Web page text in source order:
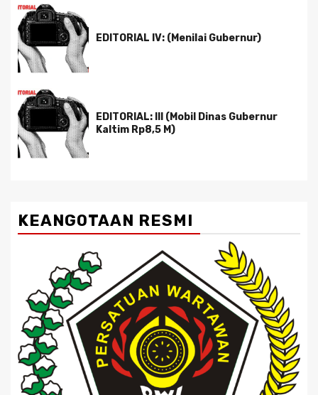
EDITORIAL IV: (Menilai Gubernur)
EDITORIAL: III (Mobil Dinas Gubernur
Kaltim Rp8,5 M)
KEANGOTAAN RESMI